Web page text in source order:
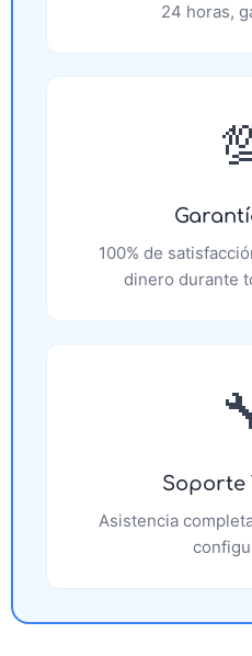
24 horas,
100% de
dinero durante
Soporte
Asistencia